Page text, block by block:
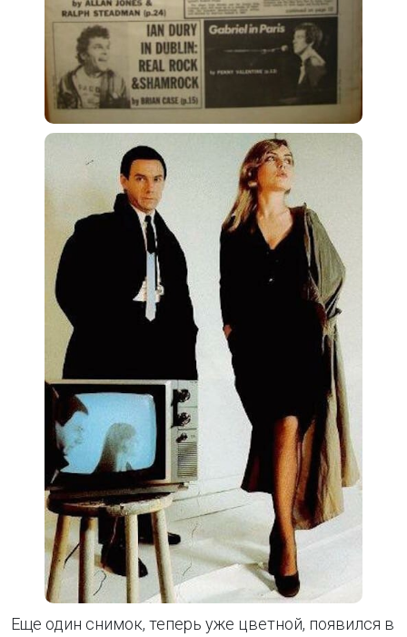
Еще один снимок, теперь уже цветной, появился в